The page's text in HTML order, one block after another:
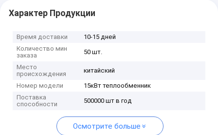
Характер Продукции
Время доставки
10-15 дней
Количество мин
заказа
50 шт.
Место
происхождения
китайский
Номер модели
15кВт теплообменник
Поставка
способности
500000 шт в год
Осмотрите больше